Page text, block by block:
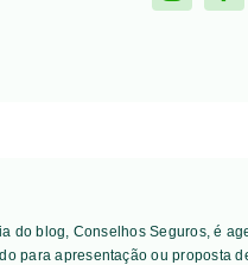
do blog, Conselhos Seguros, é
para apresentação ou